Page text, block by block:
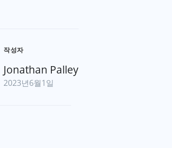
작성자
Jonathan Palley
2023년6월1일